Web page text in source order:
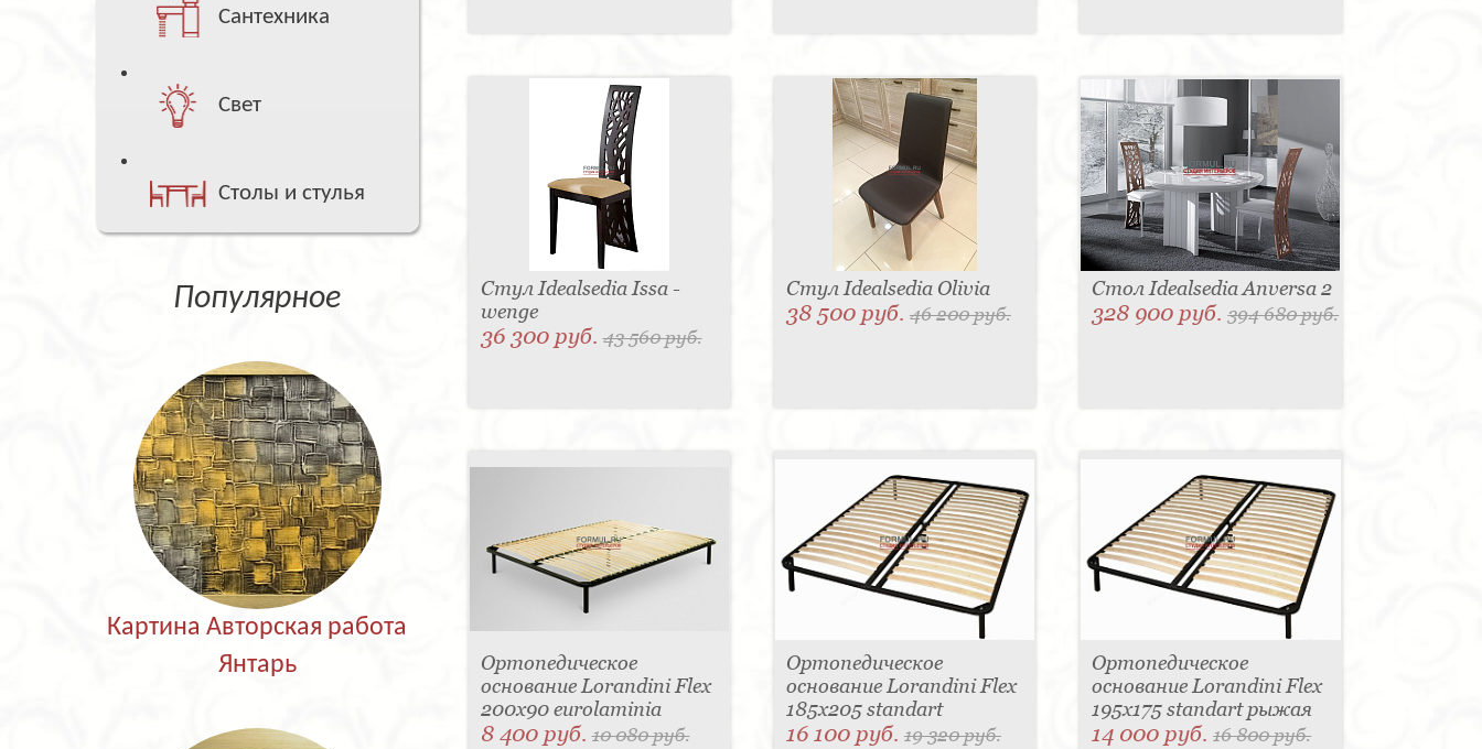
Сантехника
Свет
Столы и стулья
Популярное
Картина Авторская работа
Янтарь
Стул Idealsedia Issa -
wenge
36 300 руб.43 560 руб.
Стул Idealsedia Olivia
38 500 руб. 46 200 руб.
Стол Idealsedia Anversa 2
328 900 руб.394 680 руб.
Ортопедическое
основание Lorandini Flex
200x90 eurolaminia
8 400 руб.10 080 руб.
Ортопедическое
основание Lorandini Flex
185x205 standart
16 100 руб. 19 320 руб.
Ортопедическое
основание Lorandini Flex
195x175 standart рыжая
14 000 руб.16 800 руб.